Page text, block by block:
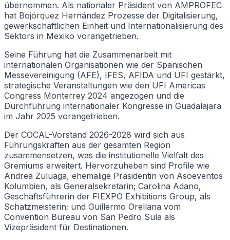
übernommen. Als nationaler Präsident von AMPROFEC
hat Bojórquez Hernández Prozesse der Digitalisierung,
gewerkschaftlichen Einheit und Internationalisierung des
Sektors in Mexiko vorangetrieben.
Seine Führung hat die Zusammenarbeit mit
internationalen Organisationen wie der Spanischen
Messevereinigung (AFE), IFES, AFIDA und UFI gestärkt,
strategische Veranstaltungen wie den UFI Americas
Congress Monterrey 2024 angezogen und die
Durchführung internationaler Kongresse in Guadalajara
im Jahr 2025 vorangetrieben.
Der COCAL-Vorstand 2026-2028 wird sich aus
Führungskräften aus der gesamten Region
zusammensetzen, was die institutionelle Vielfalt des
Gremiums erweitert. Hervorzuheben sind Profile wie
Andrea Zuluaga, ehemalige Präsidentin von Asoeventos
Kolumbien, als Generalsekretärin; Carolina Adano,
Geschäftsführerin der FIEXPO Exhibitions Group, als
Schatzmeisterin; und Guillermo Orellana vom
Convention Bureau von San Pedro Sula als
Vizepräsident für Destinationen.